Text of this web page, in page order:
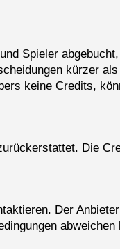
Spieler
kürzer
keine Credits,
Die
Der
abweichen